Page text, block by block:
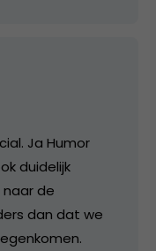
Ja Humor
duidelijk
de
dan dat we